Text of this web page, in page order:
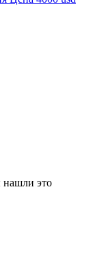
нашли это